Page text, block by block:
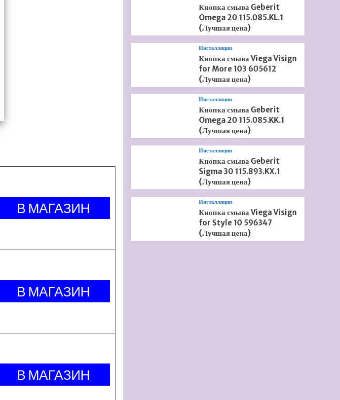
Кнопка смыва Geberit
Omega 20 115.085.KL.1
(Лучшая цена)
Инсталляции
Кнопка смыва Viega Visign
for More 103 605612
(Лучшая цена)
Инсталляции
Кнопка смыва Geberit
Omega 20 115.085.KK.1
(Лучшая цена)
Инсталляции
Кнопка смыва Geberit
Sigma 30 115.893.KX.1
(Лучшая цена)
Инсталляции
Кнопка смыва Viega Visign
for Style 10 596347
(Лучшая цена)